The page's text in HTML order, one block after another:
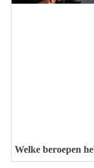
Welke beroepen